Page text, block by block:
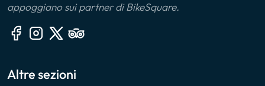
appoggiano sui partner di BikeSquare.
Altre sezioni